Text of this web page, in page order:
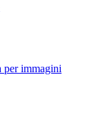
per immagini